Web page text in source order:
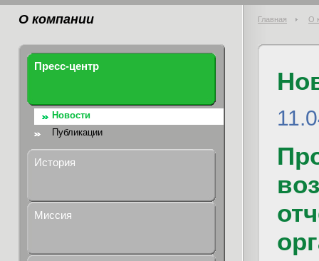
О компании Главная О
Пресс-центр
Новости
Публикации
История
Миссия